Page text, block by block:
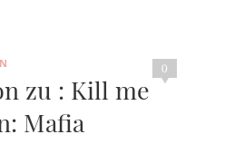
0
zu : Kill me
Mafia